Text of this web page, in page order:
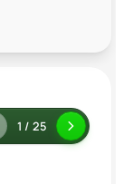
1 / 25